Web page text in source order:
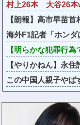
村上26本 大谷26本
【朗報】高市早苗
海外F1記者「ホン
【明らかな犯罪行
【やりかねん】永
この中国人親子やば